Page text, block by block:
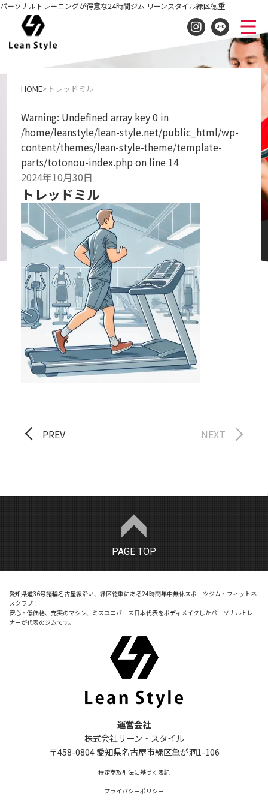
パーソナルトレーニングが得意な24時間ジム リーンスタイル緑区徳重
トレッドミル
HOME トレッドミル
Warning: Undefined array key 0 in
/home/leanstyle/lean-style.net/public_html/wp-
content/themes/lean-style-theme/template-
parts/totonou-index.phpon line 14
2024年10月30日
トレッドミル
PREV NEXT
PAGE TOP
愛知県道36号諸輪名古屋線沿い、緑区徳重にある24時間年中無休スポーツジム・フィットネ
スクラブ！
安心・低価格、充実のマシン、ミスユニバース日本代表をボディメイクしたパーソナルトレー
ナーが代表のジムです。
運営会社
株式会社リーン・スタイル
〒458-0804 愛知県名古屋市緑区亀が洞1-106
特定商取引法に基づく表記
プライバシーポリシー